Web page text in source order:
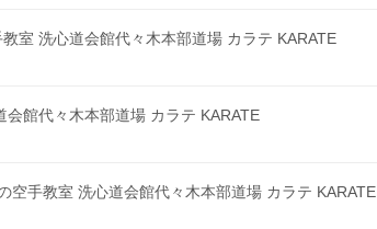
室 洗心道会館代々木本部道場 カラテ KARATE
館代々木本部道場 カラテ KARATE
空手教室 洗心道会館代々木本部道場 カラテ KARATE